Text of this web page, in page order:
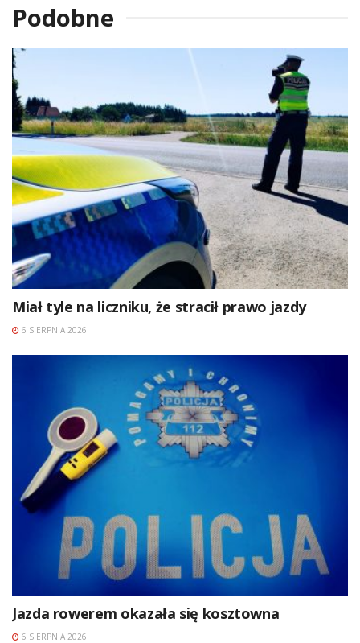
Podobne
Miał tyle na liczniku, że stracił prawo jazdy
6 SIERPNIA 2026
Jazda rowerem okazała się kosztowna
6 SIERPNIA 2026